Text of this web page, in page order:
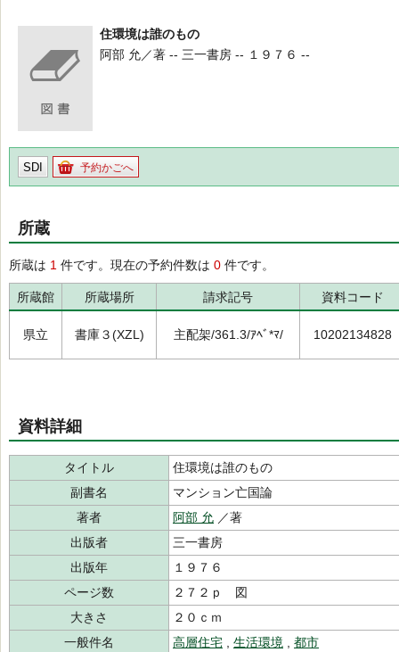
住環境は誰のもの
阿部 允／著 -- 三一書房 -- １９７６ --
SDI 予約かごへ
所蔵
所蔵は 1 件です。現在の予約件数は 0 件です。
所蔵館 所蔵場所 請求記号 資料コード
県立 書庫３(XZL) 主配架/361.3/ｱﾍﾞ*ﾏ/ 10202134828
資料詳細
タイトル
住環境は誰のもの
副書名
マンション亡国論
著者
阿部 允 ／著
出版者
三一書房
出版年
１９７６
ページ数
２７２ｐ 図
大きさ
２０ｃｍ
一般件名
高層住宅 生活環境 都市